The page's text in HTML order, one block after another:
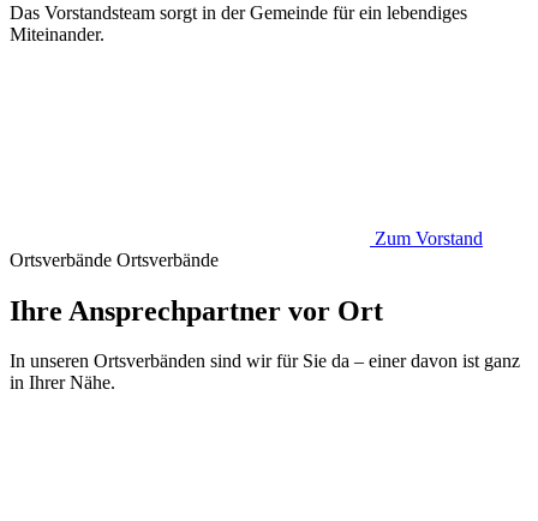
Das Vorstandsteam sorgt in der Gemeinde für ein lebendiges
Miteinander.
Zum Vorstand
Ortsverbände Ortsverbände
Ihre Ansprechpartner vor Ort
In unseren Ortsverbänden sind wir für Sie da – einer davon ist ganz
in Ihrer Nähe.